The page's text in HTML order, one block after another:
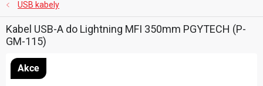
DÍLNA
ÚLOŽNÉ BOXY
USB kabely
Kabel USB-A do Lightning MFI 350mm PGYTECH (P-
GM-115)
Akce